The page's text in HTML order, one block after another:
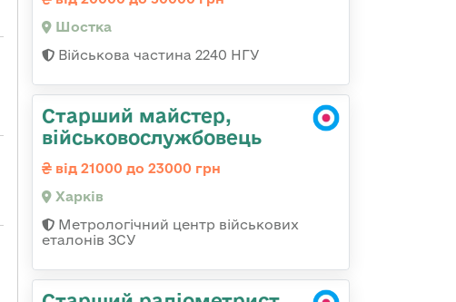
Шостка
Військова частина 2240 НГУ
Старший майстер,
військовослужбовець
від 21000 до 23000 грн
Харків
Метрологічний центр військових
еталонів ЗСУ